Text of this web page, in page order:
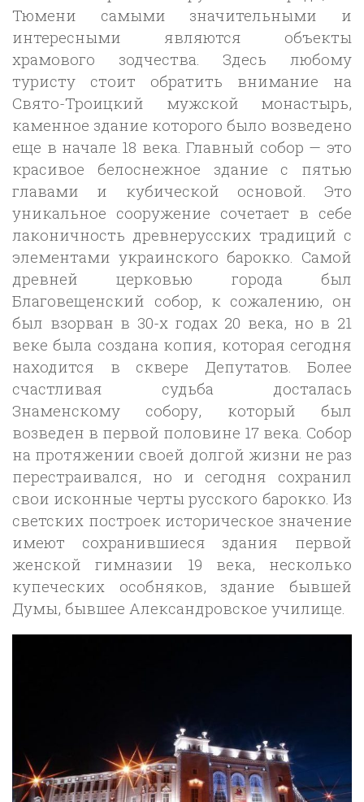
Тюмени самыми значительными и
интересными являются объекты
храмового зодчества. Здесь любому
туристу стоит обратить внимание на
Свято-Троицкий мужской монастырь,
каменное здание которого было возведено
еще в начале 18 века. Главный собор — это
красивое белоснежное здание с пятью
главами и кубической основой. Это
уникальное сооружение сочетает в себе
лаконичность древнерусских традиций с
элементами украинского барокко. Самой
древней церковью города был
Благовещенский собор, к сожалению, он
был взорван в 30-х годах 20 века, но в 21
веке была создана копия, которая сегодня
находится в сквере Депутатов. Более
счастливая судьба досталась
Знаменскому собору, который был
возведен в первой половине 17 века. Собор
на протяжении своей долгой жизни не раз
перестраивался, но и сегодня сохранил
свои исконные черты русского барокко. Из
светских построек историческое значение
имеют сохранившиеся здания первой
женской гимназии 19 века, несколько
купеческих особняков, здание бывшей
Думы, бывшее Александровское училище.